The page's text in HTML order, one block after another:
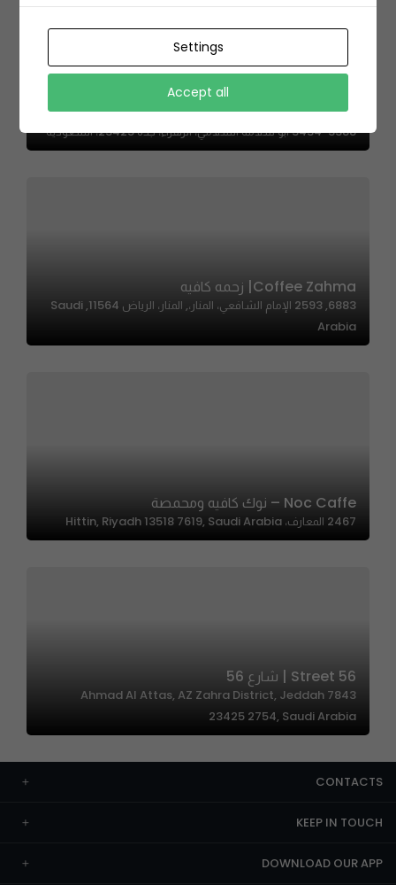
Japang | جابانج
3434-3388 ابو سلامه السلامي، الزهراء، جدة 23425، السعودية
Coffee Zahma| زحمه كافيه
6883, 2593 الإمام الشافعي، المنار،, المنار، الرياض 11564, Saudi
Arabia
Noc Caffe – نوك كافيه ومحمصة
2467 المعارف، Hittin, Riyadh 13518 7619, Saudi Arabia
Street 56 | شارع 56
7843 Ahmad Al Attas, AZ Zahra District, Jeddah
23425 2754, Saudi Arabia
CONTACTS
KEEP IN TOUCH
DOWNLOAD OUR APP
Settings
Accept all